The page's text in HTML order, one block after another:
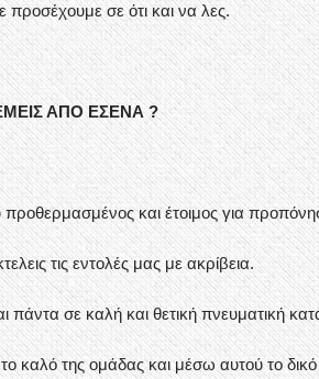
προσέχουμε σε ότι και να λες.
ΑΠΟ ΕΣΕΝΑ ?
και έτοιμος για
τις εντολές μας με ακρίβεια.
πάντα σε καλή και θετική πνευματική
καλό της ομάδας και μέσω αυτού το